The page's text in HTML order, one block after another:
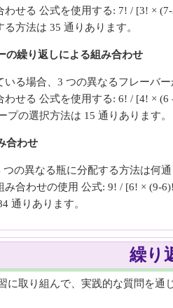
わせる 公式を使用する: 7! / [3! ×
方法は 35 通りあります。
の繰り返しによる組み合わせ
いる場合、3 つの異なるフレーバ
わせる 公式を使用する: 6! / [4! × (6
プの選択方法は 15 通りあります。
合わせ
の異なる瓶に分配する方法は何
み合わせの使用 公式: 9! / [6! × (9-
通りあります。
繰り
に取り組んで、実践的な質問を